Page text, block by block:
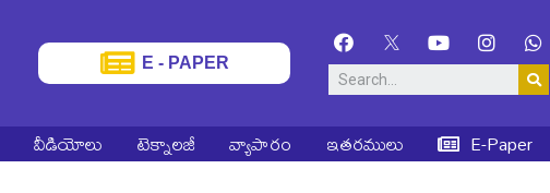
E - PAPER
వీడియోలు టెక్నాలజీ వ్యాపారం ఇతరములు E-Paper